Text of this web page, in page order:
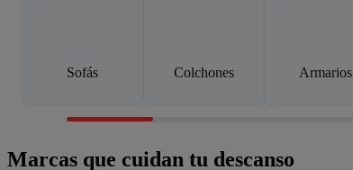
Sofás Colchones Armarios
Marcas que cuidan tu descanso